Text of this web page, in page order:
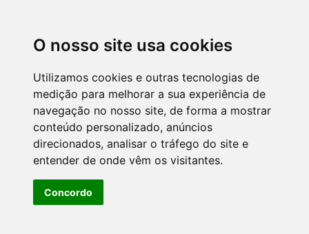
O nosso site usa cookies
Utilizamos cookies e outras tecnologias de
medição para melhorar a sua experiência de
navegação no nosso site, de forma a mostrar
conteúdo personalizado, anúncios
direcionados, analisar o tráfego do site e
entender de onde vêm os visitantes.
Concordo